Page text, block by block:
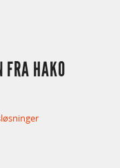
FRA HAKO